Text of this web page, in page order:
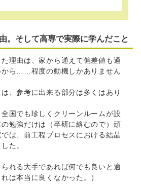
そして高専で実際に学んだこと
理由は、家から通えて偏差値も適
から……程度の動機しかありません
、参考に出来る部分は多くはあり
国でも珍しくクリーンルームが設
勉強だけは（卒研に絡むので）頑
は、前工程プロセスにおける結晶
た。
れる大手であれば何でも良いと適
は本当に良くなかった。）